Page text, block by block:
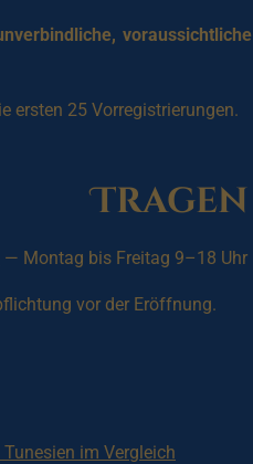
ersten 25 Vorregistrierungen.
— Montag bis Freitag 9–18 Uhr
vor der Eröffnung.
im Vergleich